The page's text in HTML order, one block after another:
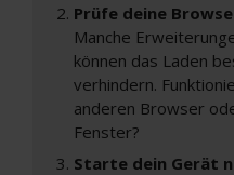
Prüfe deine
Manche
können das Laden
verhindern.
anderen Browser
Fenster?
Starte dein Gerät